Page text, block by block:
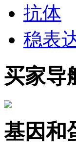
抗体
稳表
买家导
基因和